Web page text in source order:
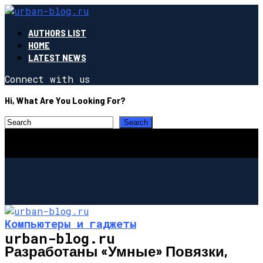
AUTHORS LIST
HOME
LATEST NEWS
Connect with us
Hi, What Are You Looking For?
urban-blog.ru
Компьютеры и гаджеты
Разработаны «умные» Повязки,